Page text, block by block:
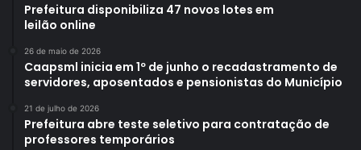
Prefeitura disponibiliza 47 novos lotes em
leilão online
26 de maio de 2026
Caapsml inicia em 1º de junho o recadastramento de
servidores, aposentados e pensionistas do Município
21 de julho de 2026
Prefeitura abre teste seletivo para contratação de
professores temporários